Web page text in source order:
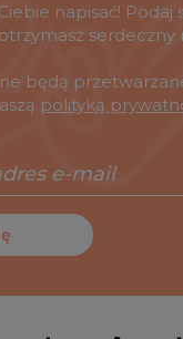
napisać! Podaj
serdeczny
będą
polityką